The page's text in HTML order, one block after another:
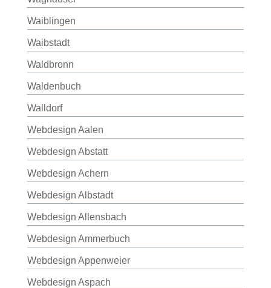
Waiblingen
Waibstadt
Waldbronn
Waldenbuch
Walldorf
Webdesign Aalen
Webdesign Abstatt
Webdesign Achern
Webdesign Albstadt
Webdesign Allensbach
Webdesign Ammerbuch
Webdesign Appenweier
Webdesign Aspach